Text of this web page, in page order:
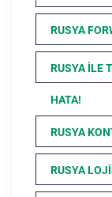
RUSYA
RUSYA ILE
HATA!
RUSYA
RUSYA